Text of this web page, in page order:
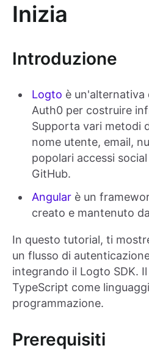
Inizia
Introduzione
Logto è un'alternativa
Auth0 per costruire
Supporta vari metodi
nome utente, email,
popolari accessi
GitHub.
Angular è un
creato e mantenuto
In questo tutorial, ti
un flusso di
integrando il Logto SDK.
TypeScript come
programmazione.
Prerequisiti